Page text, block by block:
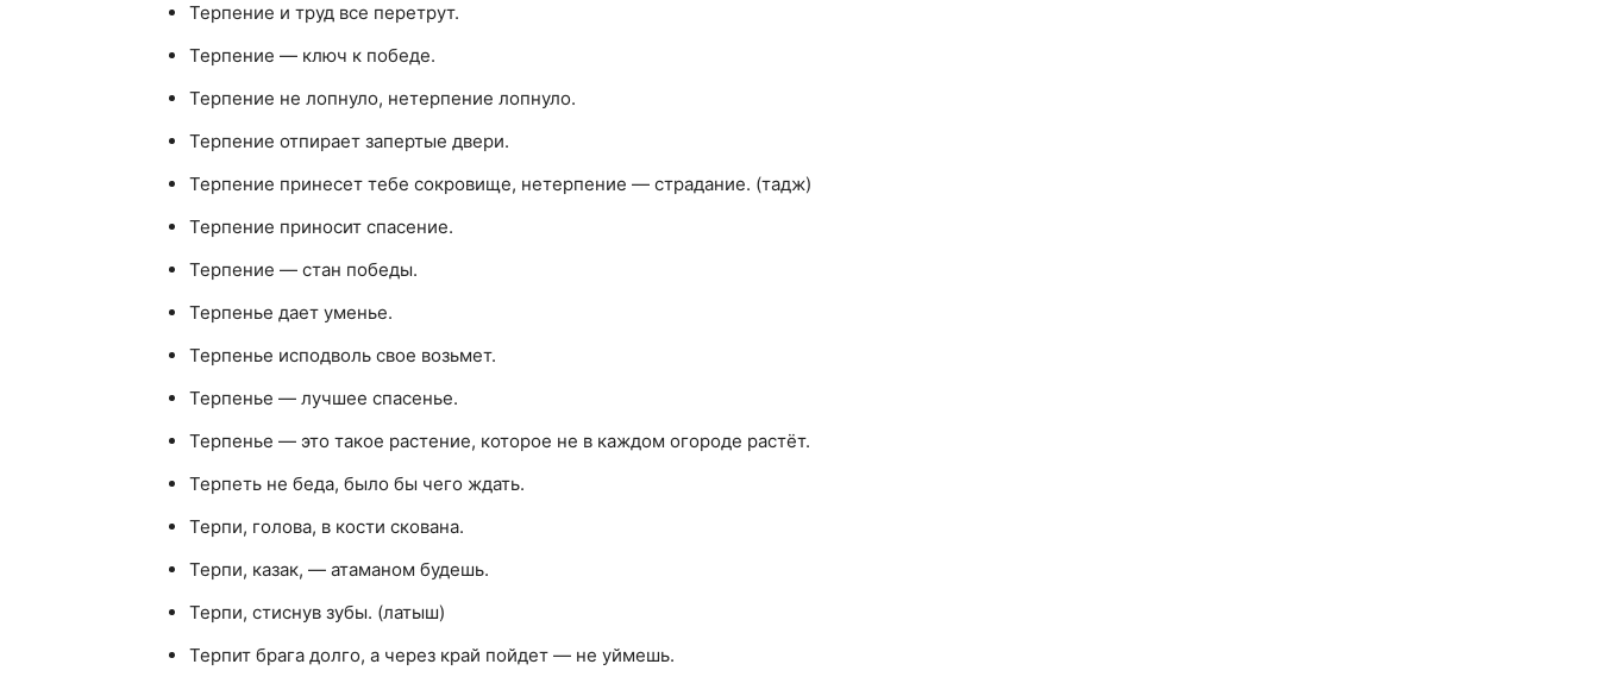
Терпение и труд все перетрут.
Терпение — ключ к победе.
Терпение не лопнуло, нетерпение лопнуло.
Терпение отпирает запертые двери.
Терпение принесет тебе сокровище, нетерпение — страдание. (тадж)
Терпение приносит спасение.
Терпение — стан победы.
Терпенье дает уменье.
Терпенье исподволь свое возьмет.
Терпенье — лучшее спасенье.
Терпенье — это такое растение, которое не в каждом огороде растёт.
Терпеть не беда, было бы чего ждать.
Терпи, голова, в кости скована.
Терпи, казак, — атаманом будешь.
Терпи, стиснув зубы. (латыш)
Терпит брага долго, а через край пойдет — не уймешь.